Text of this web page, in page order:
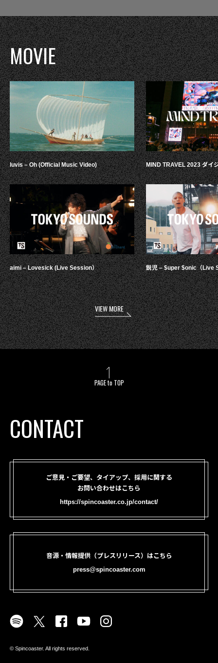
MOVIE
luvis – Oh (Official Music Video)
aimi – Lovesick (Live Session）
MIND TRAVEL 2023 ダイ
鋭児 – $uper $onic（Live
VIEW MORE
PAGE to TOP
CONTACT
ご意見・ご要望、タイアップ、採用に関する
お問い合わせはこちら
https://spincoaster.co.jp/contact/
音源・情報提供（プレスリリース）はこちら
press@spincoaster.com
©︎ Spincoaster. All rights reserved.